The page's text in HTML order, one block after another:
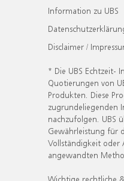
Information zu UBS
Disclaimer /
* Die UBS Echtzeit-
Quotierungen von
Produkten. Diese
zugrundeliegenden
nachzufolgen. UBS
Gewährleistung für
Vollständigkeit oder
angewandten